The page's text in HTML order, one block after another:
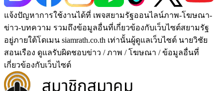
แจ้งปัญหาการใช้งานได้ที่ เพจสยามรัฐออนไลน์ภาพ-โฆษณา-
ข่าว-บทความ รวมถึงข้อมูลอื่นที่เกี่ยวข้องกับเว็บไซต์สยามรัฐ
อยู่ภายใต้โดเมน siamrath.co.th เท่านั้นผู้ดูแลเว็บไซต์ นายวิชัย
สอนเรือง ดูแลรับผิดชอบข่าว / ภาพ / โฆษณา / ข้อมูลอื่นที่
เกี่ยวข้องกับเว็บไซต์